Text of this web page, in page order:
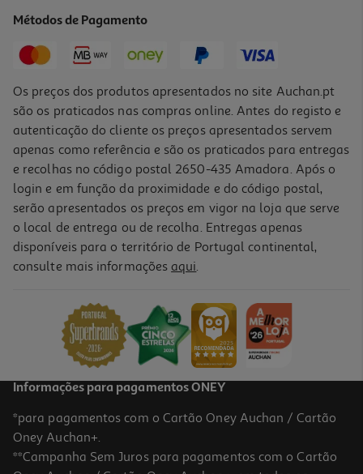
-30%
Óleo Uriage Lavante Bebé 500ml
Price reduced from
13,25 €
Métodos de Pagamento
Os preços dos produtos apresentados no site Auchan.pt
são os praticados nas compras online. Antes do registo e
autenticação do cliente os preços apresentados servem
apenas como referência e são os praticados para entregas
e recolhas no código postal 2650-435 Amadora. Após o
login e em função da proximidade e do código postal,
serão apresentados os preços em vigor na loja que serve
o local de entrega ou de recolha. Entregas apenas
disponíveis para o território de Portugal continental,
consulte mais informações aqui.
Informações para pagamentos ONEY
*para pagamentos com o Cartão Oney Auchan / Cartão
Oney Auchan+.
**Campanha Sem Juros para pagamentos com o Cartão